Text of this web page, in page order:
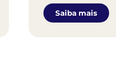
Saiba mais